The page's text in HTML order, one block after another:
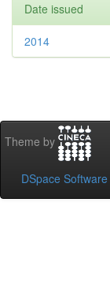
Date issued
2014
Theme by
DSpace Software